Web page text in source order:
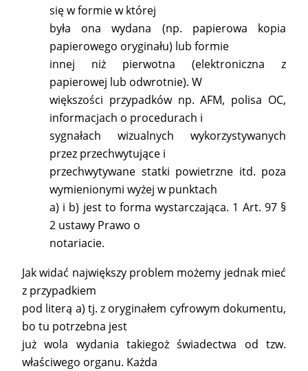
się w formie w której
była ona wydana (np. papierowa kopia
papierowego oryginału) lub formie
innej niż pierwotna (elektroniczna z
papierowej lub odwrotnie). W
większości przypadków np. AFM, polisa OC,
informacjach o procedurach i
sygnałach wizualnych wykorzystywanych
przez przechwytujące i
przechwytywane statki powietrzne itd. poza
wymienionymi wyżej w punktach
a) i b) jest to forma wystarczająca. 1 Art. 97 §
2 ustawy Prawo o
notariacie.
Jak widać największy problem możemy jednak mieć
z przypadkiem
pod literą a) tj. z oryginałem cyfrowym dokumentu,
bo tu potrzebna jest
już wola wydania takiegoż świadectwa od tzw.
właściwego organu. Każda